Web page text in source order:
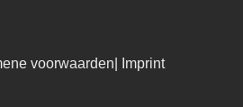
voorwaarden Imprint